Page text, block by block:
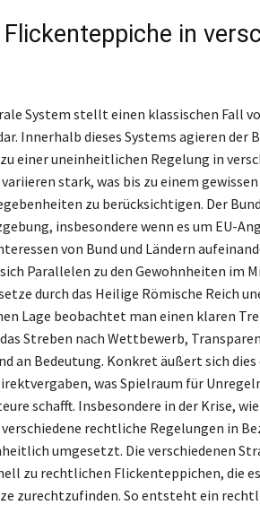
in
System stellt einen klassischen Fall
Innerhalb dieses Systems agieren der
einer uneinheitlichen Regelung in
stark, was bis zu einem
zu berücksichtigen. Der
insbesondere wenn es um EU-
von Bund und Ländern
Parallelen zu den Gewohnheiten im
durch das Heilige Römische Reich
Lage beobachtet man einen klaren
Streben nach Wettbewerb,
an Bedeutung. Konkret äußert sich
was Spielraum für
schafft. Insbesondere in der Krise,
rechtliche Regelungen in
umgesetzt. Die verschiedenen
zu rechtlichen Flickenteppichen, die
zurechtzufinden. So entsteht ein